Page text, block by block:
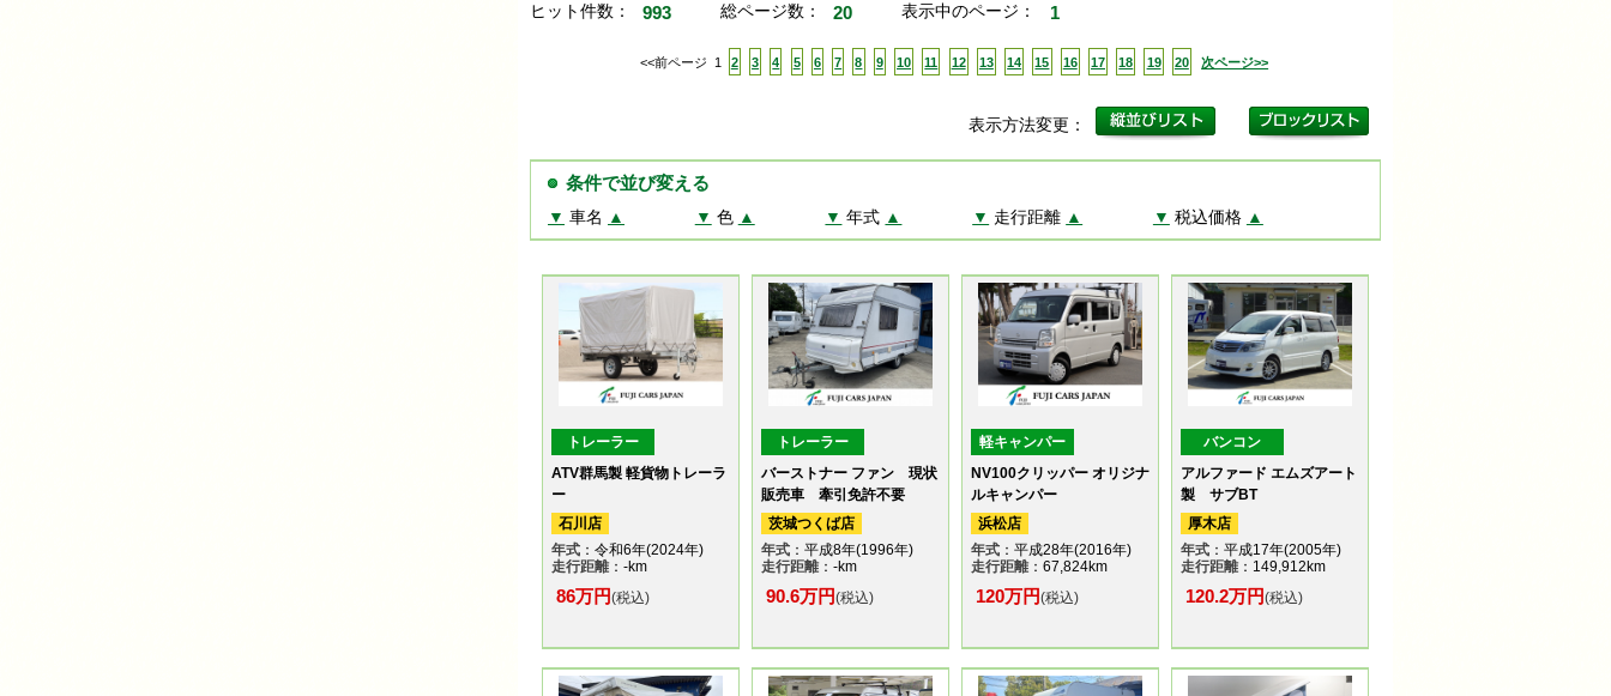
ヒット件数： 993 総ページ数： 20 表示中のページ： 1
<<前ページ 1 2 3 4 5 6 7 8 9 10 11 12 13 14 15 16 17 18 19 20 次ページ>>
表示方法変更：
条件で並び変える
▼ 車名 ▲ ▼ 色 ▲ ▼ 年式 ▲ ▼ 走行距離 ▲ ▼ 税込価格 ▲
トレーラー
ATV群馬製 軽貨物トレーラ
ー
石川店
年式：令和6年(2024年)
走行距離：-km
86万円(税込)
トレーラー
バーストナー ファン 現状
販売車 牽引免許不要
茨城つくば店
年式：平成8年(1996年)
走行距離：-km
90.6万円(税込)
軽キャンパー
NV100クリッパー オリジナ
ルキャンパー
浜松店
年式：平成28年(2016年)
走行距離：67,824km
120万円(税込)
バンコン
アルファード エムズアート
製 サブBT
厚木店
年式：平成17年(2005年)
走行距離：149,912km
120.2万円(税込)